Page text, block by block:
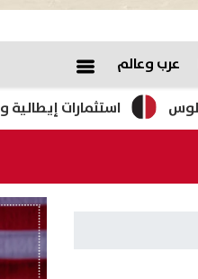
عرب وعالم
استثمارات إيطالية وصينية بـ5.3 مليار دولار لإنشاء مدينتين طبيتين